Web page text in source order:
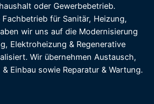
oder Gewerbebetrieb.
für Sanitär, Heizung,
wir uns auf die Modernisierung
Elektroheizung & Regenerative
Wir übernehmen Austausch,
Einbau sowie Reparatur & Wartung.